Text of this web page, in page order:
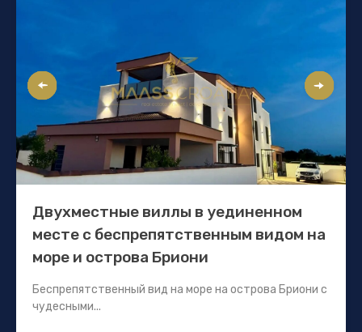
Двухместные виллы в уединенном
месте с беспрепятственным видом на
море и острова Бриони
Беспрепятственный вид на море на острова Бриони с
чудесными...